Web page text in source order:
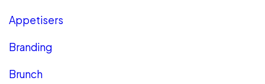
Appetisers
Branding
Brunch